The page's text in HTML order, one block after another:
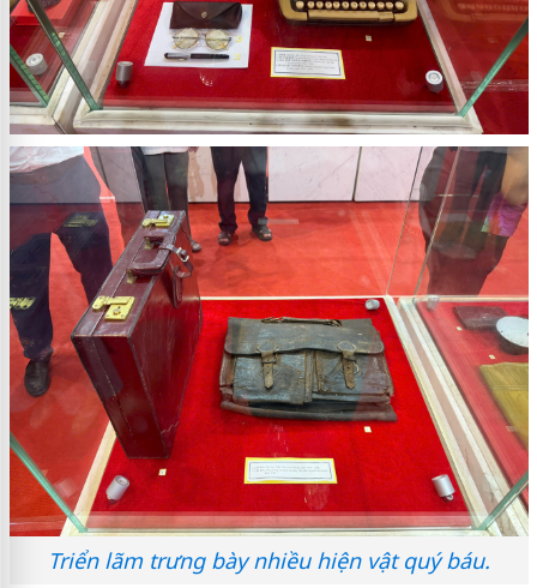
Triển lãm trưng bày nhiều hiện vật quý báu.